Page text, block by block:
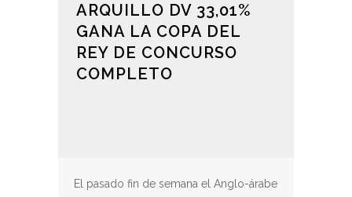
ARQUILLO DV 33,01%
GANA LA COPA DEL
REY DE CONCURSO
COMPLETO
El pasado fin de semana el Anglo-árabe